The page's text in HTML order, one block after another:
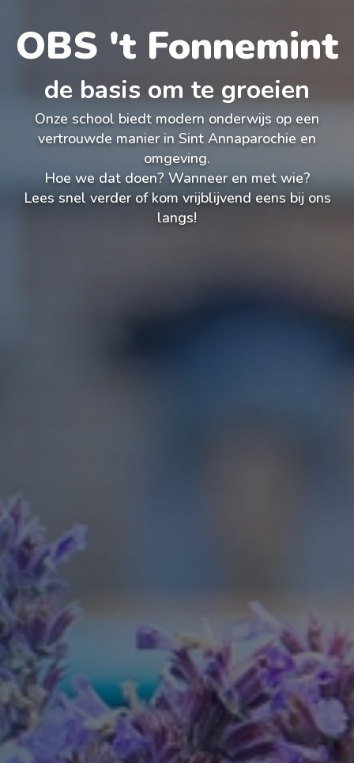
OBS 't Fonnemint
de basis om te groeien
Onze school biedt modern onderwijs op een
vertrouwde manier in Sint Annaparochie en
omgeving.
Hoe we dat doen? Wanneer en met wie?
Lees snel verder of kom vrijblijvend eens bij ons
langs!